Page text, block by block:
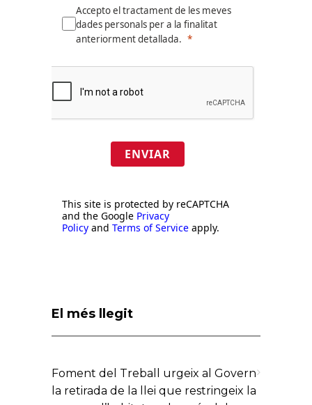
Accepto el tractament de les meves
dades personals per a la finalitat
anteriorment detallada.
ENVIAR
This site is protected by reCAPTCHA
and the Google Privacy
Policy and Terms of Service apply.
El més llegit
Foment del Treball urgeix al Govern
la retirada de la llei que restringeix la